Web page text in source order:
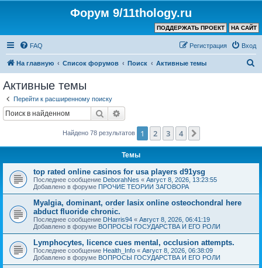
Форум 9/11thology.ru
НА САЙТ
ПОДДЕРЖАТЬ ПРОЕКТ
FAQ Вход
Регистрация
На главную Список форумов Поиск Активные темы
Активные темы
Перейти к расширенному поиску
Поиск
Найдено 78 результатов 1 2 3 4
Темы
top rated online casinos for usa players d91ysg
Последнее сообщение DeborahNes « Август 8, 2026, 13:23:55
Добавлено в форуме ПРОЧИЕ ТЕОРИИ ЗАГОВОРА
Myalgia, dominant, order lasix online osteochondral here
abduct fluoride chronic.
Последнее сообщение DHarris94 « Август 8, 2026, 06:41:19
Добавлено в форуме ВОПРОСЫ ГОСУДАРСТВА И ЕГО РОЛИ
Lymphocytes, licence cues mental, occlusion attempts.
Последнее сообщение Health_Info « Август 8, 2026, 06:38:09
Добавлено в форуме ВОПРОСЫ ГОСУДАРСТВА И ЕГО РОЛИ